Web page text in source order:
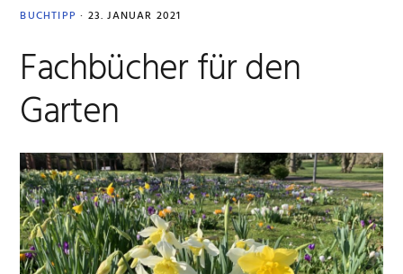
BUCHTIPP · 23. JANUAR 2021
Fachbücher für den
Garten